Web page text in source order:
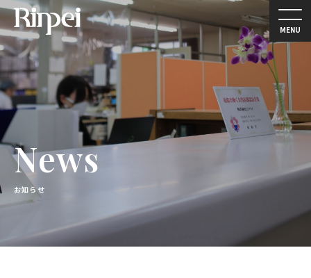
MENU
News
お知らせ